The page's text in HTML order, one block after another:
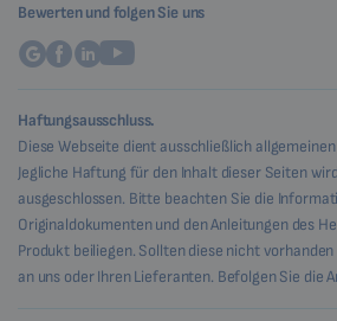
Bewerten und folgen Sie uns
Haftungsausschluss.
Diese Webseite dient ausschließlich
Jegliche Haftung für den Inhalt dieser Seiten
ausgeschlossen. Bitte beachten Sie die
Originaldokumenten und den Anleitungen des
Produkt beiliegen. Sollten diese nicht
an uns oder Ihren Lieferanten. Befolgen Sie die